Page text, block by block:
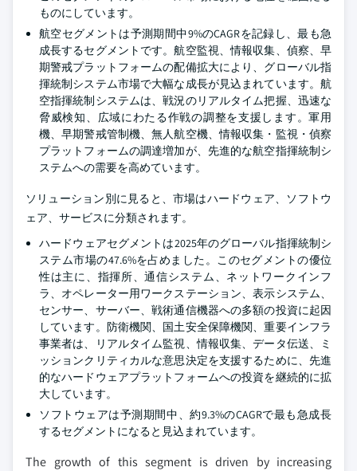
ものにしています。
航空セグメントは予測期間中9%のCAGRを記録し、最も急
成長するセグメントです。航空監視、情報収集、偵察、早
期警戒プラットフォームの配備拡大により、グローバル指
揮統制システム市場で大幅な成長が見込まれています。航
空指揮統制システムは、戦況のリアルタイム把握、迅速な
脅威検知、広域にわたる作戦の調整を支援します。軍用
機、早期警戒管制機、無人航空機、情報収集・監視・偵察
プラットフォームの調達増加が、先進的な航空指揮統制シ
ステムへの需要を高めています。
ソリューション別に見ると、市場はハードウェア、ソフトウ
ェア、サービスに分類されます。
ハードウェアセグメントは2025年のグローバル指揮統制シ
ステム市場の47.6%を占めました。このセグメントの優位
性は主に、指揮所、通信システム、ネットワークインフ
ラ、オペレーター用ワークステーション、表示システム、
センサー、サーバー、戦術通信機器への多額の投資に起因
しています。防衛機関、国土安全保障機関、重要インフラ
事業者は、リアルタイム監視、情報収集、データ伝送、ミ
ッションクリティカルな意思決定を支援するために、先進
的なハードウェアプラットフォームへの投資を継続的に拡
大しています。
ソフトウェアは予測期間中、約9.3%のCAGRで最も急成長
するセグメントになると見込まれています。
The growth of this segment is driven by increasing